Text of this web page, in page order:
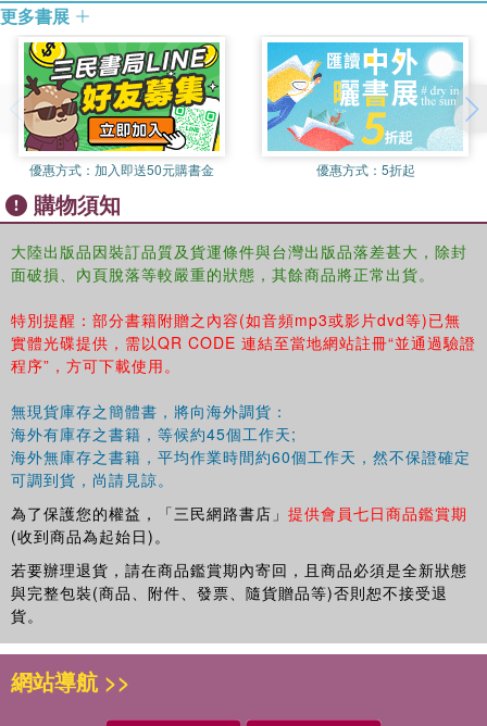
Recent Titanium Research and Developments in Germany
Lothar Wagner
Titanium Research and Development in France
Alain Vassel
Recent Progress of Titanium Industry．Research and
Development in China
Lian ZHOU，Hui CHANG，Xiangdong WANG
1.Extractive Metalluargy
2.Wrought Processing
3.Microstructure Evolution
4.Properties
6.Component Manufacturing
7.Near Net Shape Processing
8.Environmental Behavior
9.Aerospace Applications
10.Biomedical and Healthcare Applications
11.Emerging Applications and Market
12.Marine Applications
Subject Index
更多書展
優惠方式： 加入即送50元購書金 優惠方式： 5折起
購物須知
大陸出版品因裝訂品質及貨運條件與台灣出版品落差甚大，除封
面破損、內頁脫落等較嚴重的狀態，其餘商品將正常出貨。
特別提醒：部分書籍附贈之內容(如音頻mp3或影片dvd等)已無
實體光碟提供，需以QR CODE 連結至當地網站註冊“並通過驗證
程序”，方可下載使用。
無現貨庫存之簡體書，將向海外調貨：
海外有庫存之書籍，等候約45個工作天;
海外無庫存之書籍，平均作業時間約60個工作天，然不保證確定
可調到貨，尚請見諒。
為了保護您的權益，「三民網路書店」 提供會員七日商品鑑賞期
(收到商品為起始日)。
若要辦理退貨，請在商品鑑賞期內寄回，且商品必須是全新狀態
與完整包裝(商品、附件、發票、隨貨贈品等)否則恕不接受退
貨。
網站導航 >>